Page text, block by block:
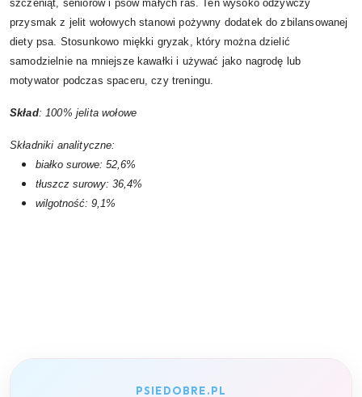
szczeniąt, seniorów i psów małych ras. Ten wysoko odżywczy
przysmak z jelit wołowych stanowi pożywny dodatek do zbilansowanej
diety psa. Stosunkowo miękki gryzak, który można dzielić
samodzielnie na mniejsze kawałki i używać jako nagrodę lub
motywator podczas spaceru, czy treningu.
Skład: 100% jelita wołowe
Składniki analityczne:
białko surowe: 52,6%
tłuszcz surowy: 36,4%
wilgotność: 9,1%
PSIEDOBRE.PL